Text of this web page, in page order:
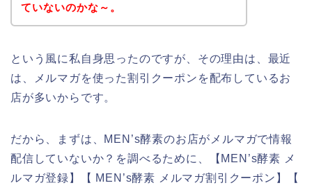
ていないのかな～。
という風に私自身思ったのですが、その理由は、最近
は、メルマガを使った割引クーポンを配布しているお
店が多いからです。
だから、まずは、MEN’s酵素のお店がメルマガで情報
配信していないか？を調べるために、【MEN’s酵素 メ
ルマガ登録】【 MEN’s酵素 メルマガ割引クーポン】【